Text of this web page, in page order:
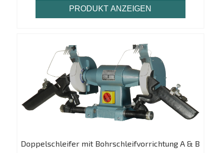
PRODUKT ANZEIGEN
Doppelschleifer mit Bohrschleifvorrichtung A & B